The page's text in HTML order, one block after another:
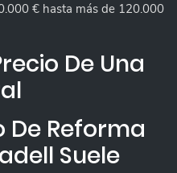
€ hasta más de 120.000
De Una
De Reforma
Suele